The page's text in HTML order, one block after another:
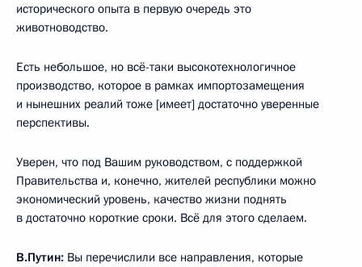
исторического опыта в первую очередь это
животноводство.
Есть небольшое, но всё-таки высокотехнологичное
производство, которое в рамках импортозамещения
и нынешних реалий тоже [имеет] достаточно уверенные
перспективы.
Уверен, что под Вашим руководством, с поддержкой
Правительства и, конечно, жителей республики можно
экономический уровень, качество жизни поднять
в достаточно короткие сроки. Всё для этого сделаем.
В.Путин: Вы перечислили все направления, которые